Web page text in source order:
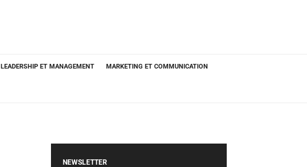
LEADERSHIP ET MANAGEMENT MARKETING ET COMMUNICATION
NEWSLETTER